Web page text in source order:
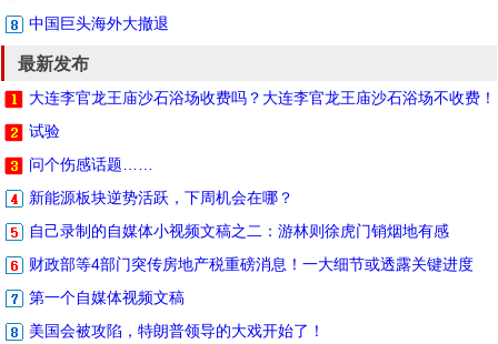
中国巨头海外大撤退
最新发布
大连李官龙王庙沙石浴场收费吗？大连李官龙王庙沙石浴场不收费！
试验
问个伤感话题……
新能源板块逆势活跃，下周机会在哪？
自己录制的自媒体小视频文稿之二：游林则徐虎门销烟地有感
财政部等4部门突传房地产税重磅消息！一大细节或透露关键进度
第一个自媒体视频文稿
美国会被攻陷，特朗普领导的大戏开始了！